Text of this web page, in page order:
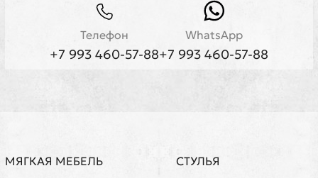
Телефон
+7 993 460-57-88
WhatsApp
+7 993 460-57-88
МЯГКАЯ МЕБЕЛЬ
СТУЛЬЯ